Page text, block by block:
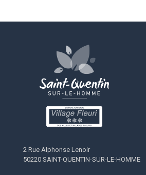
2 Rue Alphonse Lenoir
50220 SAINT-QUENTIN-SUR-LE-HOMME